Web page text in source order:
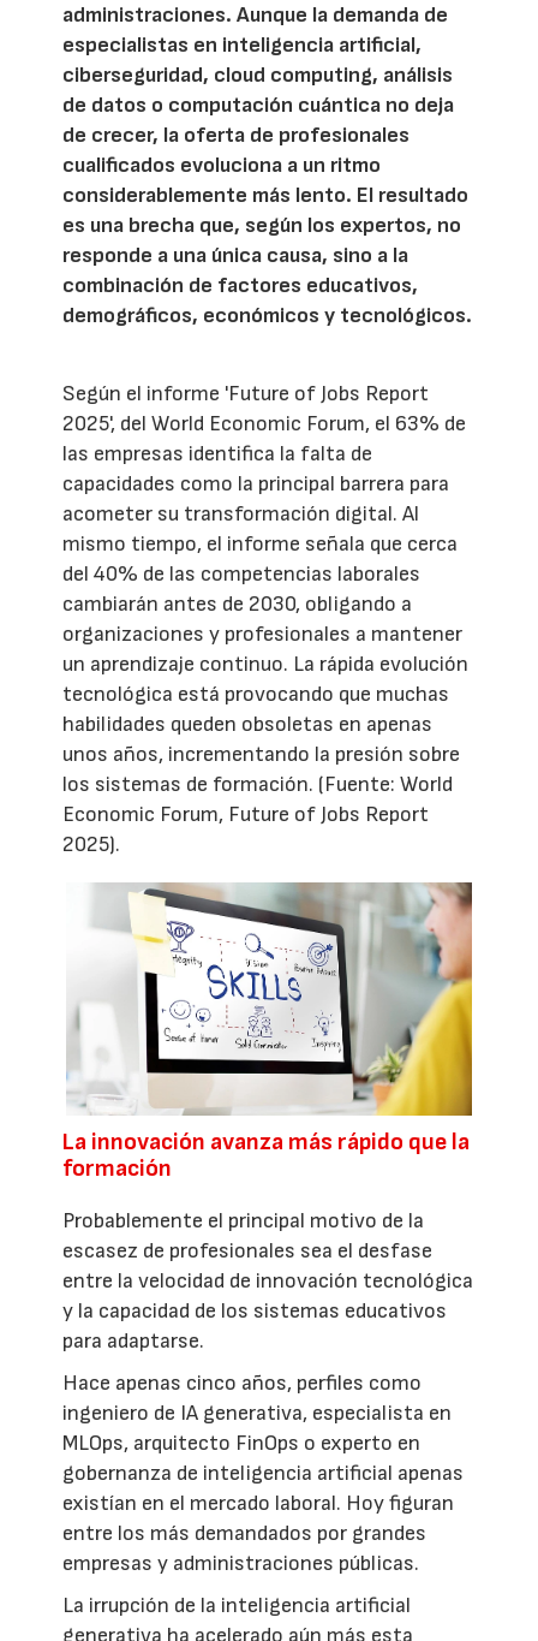
administraciones. Aunque la demanda de
especialistas en inteligencia artificial,
ciberseguridad, cloud computing, análisis
de datos o computación cuántica no deja
de crecer, la oferta de profesionales
cualificados evoluciona a un ritmo
considerablemente más lento. El resultado
es una brecha que, según los expertos, no
responde a una única causa, sino a la
combinación de factores educativos,
demográficos, económicos y tecnológicos.
Según el informe 'Future of Jobs Report
2025', del World Economic Forum, el 63% de
las empresas identifica la falta de
capacidades como la principal barrera para
acometer su transformación digital. Al
mismo tiempo, el informe señala que cerca
del 40% de las competencias laborales
cambiarán antes de 2030, obligando a
organizaciones y profesionales a mantener
un aprendizaje continuo. La rápida evolución
tecnológica está provocando que muchas
habilidades queden obsoletas en apenas
unos años, incrementando la presión sobre
los sistemas de formación. (Fuente: World
Economic Forum, Future of Jobs Report
2025).
La innovación avanza más rápido que la
formación
Probablemente el principal motivo de la
escasez de profesionales sea el desfase
entre la velocidad de innovación tecnológica
y la capacidad de los sistemas educativos
para adaptarse.
Hace apenas cinco años, perfiles como
ingeniero de IA generativa, especialista en
MLOps, arquitecto FinOps o experto en
gobernanza de inteligencia artificial apenas
existían en el mercado laboral. Hoy figuran
entre los más demandados por grandes
empresas y administraciones públicas.
La irrupción de la inteligencia artificial
generativa ha acelerado aún más esta